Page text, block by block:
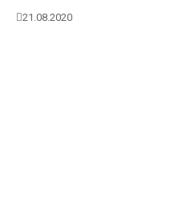
21.08.2020